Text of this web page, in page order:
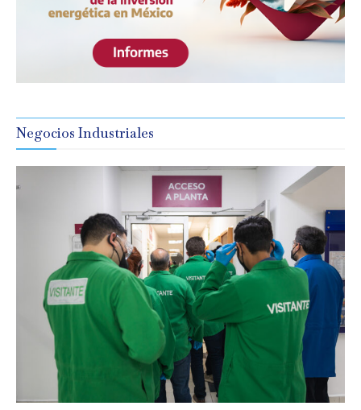
Negocios Industriales